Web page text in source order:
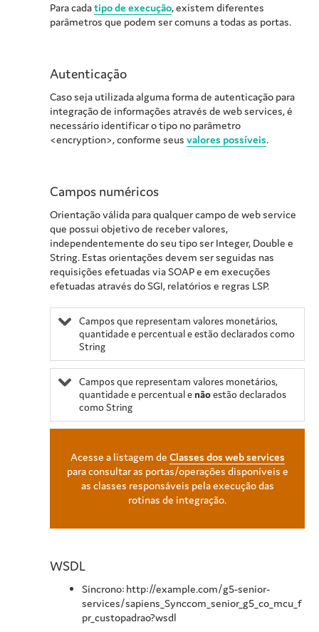
Para cadatipo de execução, existem diferentes
parâmetros que podem ser comuns a todas as portas.
Autenticação
Caso seja utilizada alguma forma de autenticação para
integração de informações através de web services, é
necessário identificar o tipo no parâmetro
<encryption>, conforme seus valores possíveis.
Campos numéricos
Orientação válida para qualquer campo de web service
que possui objetivo de receber valores,
independentemente do seu tipo ser Integer, Double e
String. Estas orientações devem ser seguidas nas
requisições efetuadas via SOAP e em execuções
efetuadas através do SGI, relatórios e regras LSP.
Campos que representam valores monetários,
quantidade e percentual e estão declarados como
String
Campos que representam valores monetários,
quantidade e percentual e nãoestão declarados
como String
Acesse a listagem de Classes dos web services
para consultar as portas/operações disponíveis e
as classes responsáveis pela execução das
rotinas de integração.
WSDL
Síncrono: http://example.com/g5-senior-
services/sapiens_Synccom_senior_g5_co_mcu_f
pr_custopadrao?wsdl